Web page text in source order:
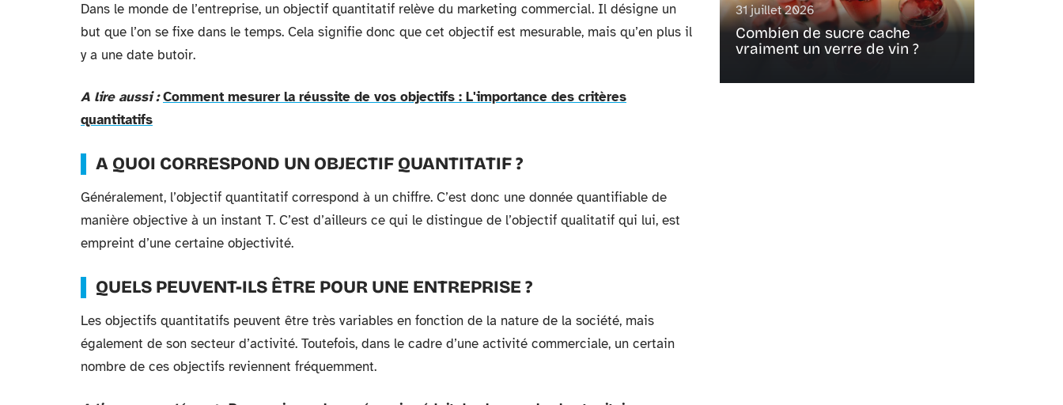
Dans le monde de l’entreprise, un objectif quantitatif relève du marketing commercial. Il désigne un
but que l’on se fixe dans le temps. Cela signifie donc que cet objectif est mesurable, mais qu’en plus il
y a une date butoir.
A lire aussi : Comment mesurer la réussite de vos objectifs : L'importance des critères
quantitatifs
A QUOI CORRESPOND UN OBJECTIF QUANTITATIF ?
Généralement, l’objectif quantitatif correspond à un chiffre. C’est donc une donnée quantifiable de
manière objective à un instant T. C’est d’ailleurs ce qui le distingue de l’objectif qualitatif qui lui, est
empreint d’une certaine objectivité.
QUELS PEUVENT-ILS ÊTRE POUR UNE ENTREPRISE ?
Les objectifs quantitatifs peuvent être très variables en fonction de la nature de la société, mais
également de son secteur d’activité. Toutefois, dans le cadre d’une activité commerciale, un certain
nombre de ces objectifs reviennent fréquemment.
31 juillet 2026
Combien de sucre cache
vraiment un verre de vin ?